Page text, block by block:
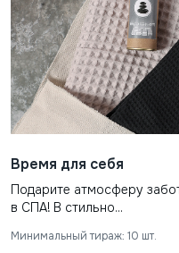
Время для себя
Подарите атмосферу
в СПА! В стильно...
Минимальный тираж: 10 шт.